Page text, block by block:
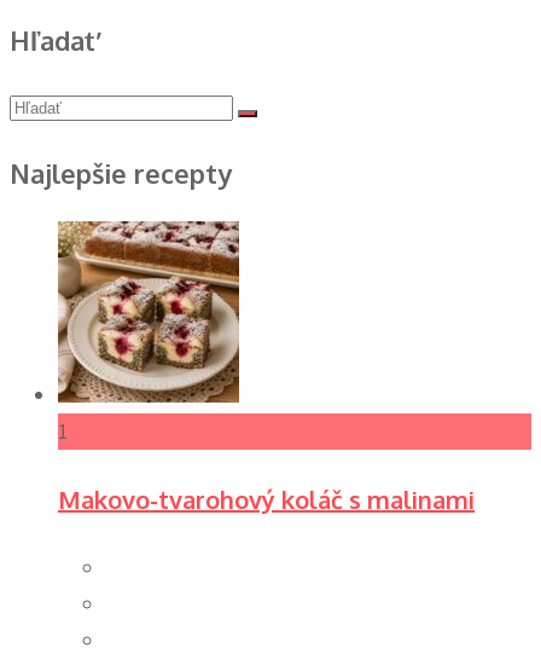
Hľadať
Najlepšie recepty
1
Makovo-tvarohový koláč s malinami